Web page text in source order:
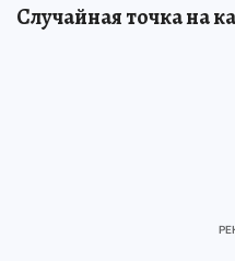
Случайная точка на